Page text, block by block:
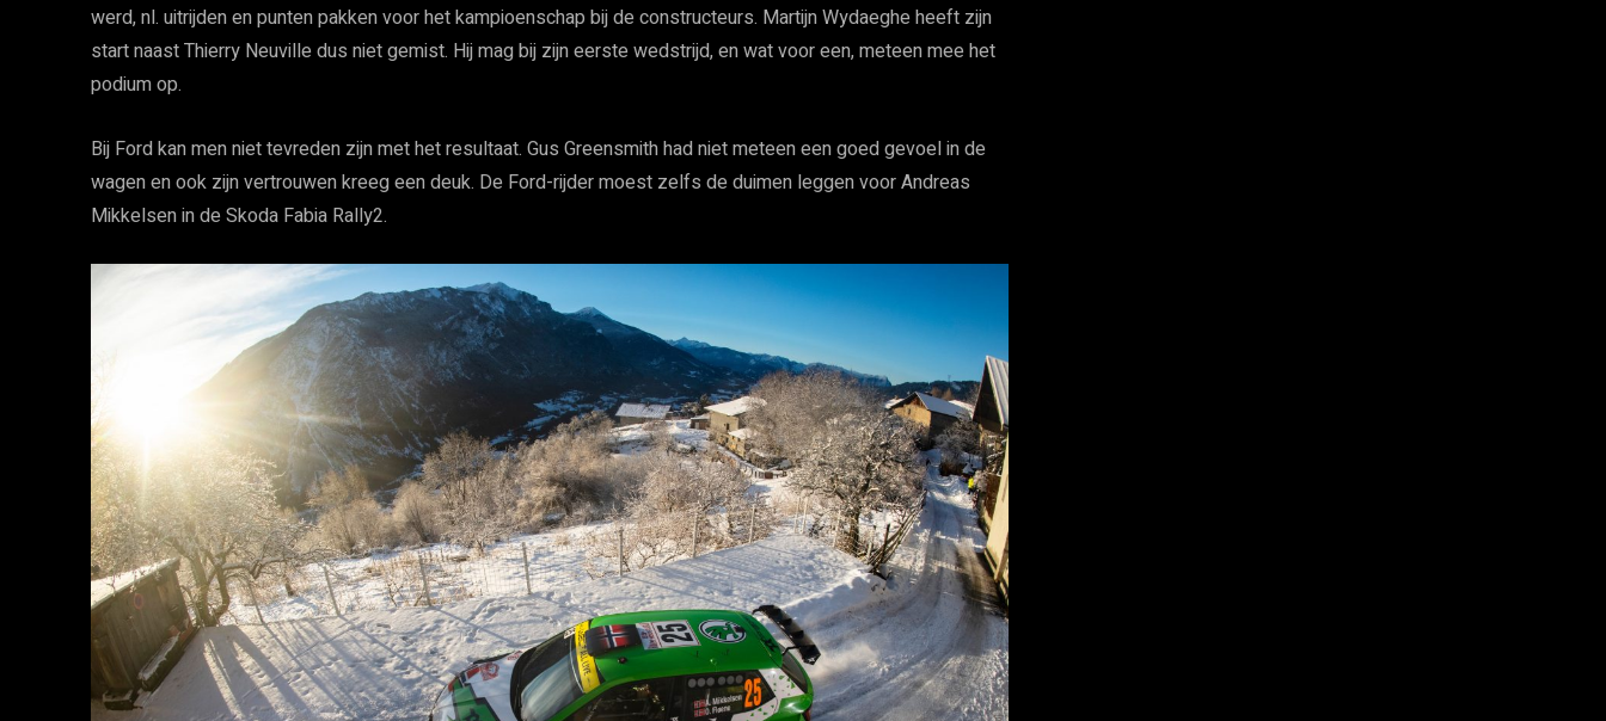
werd, nl. uitrijden en punten pakken voor het kampioenschap bij de constructeurs. Martijn Wydaeghe heeft zijn
start naast Thierry Neuville dus niet gemist. Hij mag bij zijn eerste wedstrijd, en wat voor een, meteen mee het
podium op.
Bij Ford kan men niet tevreden zijn met het resultaat. Gus Greensmith had niet meteen een goed gevoel in de
wagen en ook zijn vertrouwen kreeg een deuk. De Ford-rijder moest zelfs de duimen leggen voor Andreas
Mikkelsen in de Skoda Fabia Rally2.